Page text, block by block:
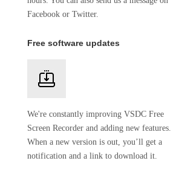
Facebook or Twitter.
Free software updates
We're constantly improving VSDC Free
Screen Recorder and adding new features.
When a new version is out, you’ll get a
notification and a link to download it.